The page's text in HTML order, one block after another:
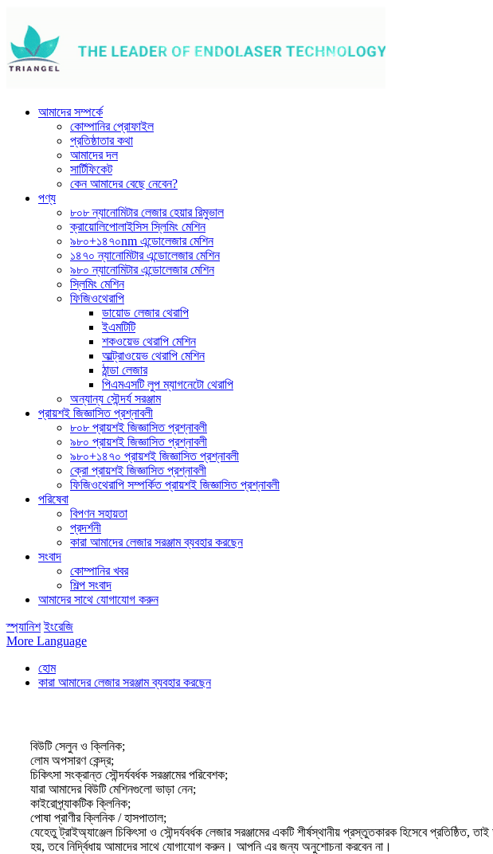
আমাদের সম্পর্কে
কোম্পানির প্রোফাইল
প্রতিষ্ঠাতার কথা
আমাদের দল
সার্টিফিকেট
কেন আমাদের বেছে নেবেন?
পণ্য
৮০৮ ন্যানোমিটার লেজার হেয়ার রিমুভাল
ক্রায়োলিপোলাইসিস স্লিমিং মেশিন
৯৮০+১৪৭০nm এন্ডোলেজার মেশিন
১৪৭০ ন্যানোমিটার এন্ডোলেজার মেশিন
৯৮০ ন্যানোমিটার এন্ডোলেজার মেশিন
স্লিমিং মেশিন
ফিজিওথেরাপি
ডায়োড লেজার থেরাপি
ইএমটিটি
শকওয়েভ থেরাপি মেশিন
আল্ট্রাওয়েভ থেরাপি মেশিন
ঠান্ডা লেজার
পিএমএসটি লুপ ম্যাগনেটো থেরাপি
অন্যান্য সৌন্দর্য সরঞ্জাম
প্রায়শই জিজ্ঞাসিত প্রশ্নাবলী
৮০৮ প্রায়শই জিজ্ঞাসিত প্রশ্নাবলী
৯৮০ প্রায়শই জিজ্ঞাসিত প্রশ্নাবলী
৯৮০+১৪৭০ প্রায়শই জিজ্ঞাসিত প্রশ্নাবলী
ক্রো প্রায়শই জিজ্ঞাসিত প্রশ্নাবলী
ফিজিওথেরাপি সম্পর্কিত প্রায়শই জিজ্ঞাসিত প্রশ্নাবলী
পরিষেবা
বিপণন সহায়তা
প্রদর্শনী
কারা আমাদের লেজার সরঞ্জাম ব্যবহার করছেন
সংবাদ
কোম্পানির খবর
শিল্প সংবাদ
আমাদের সাথে যোগাযোগ করুন
স্প্যানিশ ইংরেজি
More Language
হোম
কারা আমাদের লেজার সরঞ্জাম ব্যবহার করছেন
বিউটি সেলুন ও ক্লিনিক;
লোম অপসারণ কেন্দ্র;
চিকিৎসা সংক্রান্ত সৌন্দর্যবর্ধক সরঞ্জামের পরিবেশক;
যারা আমাদের বিউটি মেশিনগুলো ভাড়া নেন;
কাইরোপ্র্যাকটিক ক্লিনিক;
পোষা প্রাণীর ক্লিনিক / হাসপাতাল;
যেহেতু ট্রাইঅ্যাঞ্জেল চিকিৎসা ও সৌন্দর্যবর্ধক লেজার সরঞ্জামের একটি শীর্ষস্থানীয় প্রস্তুতকারক হিসেবে
হয়, তবে নির্দ্বিধায় আমাদের সাথে যোগাযোগ করুন। আপনি এর জন্য অনুশোচনা করবেন না।